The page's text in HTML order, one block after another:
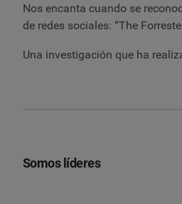
Nos encanta cuando se
de redes sociales: “The
Una investigación que ha
Somos líderes